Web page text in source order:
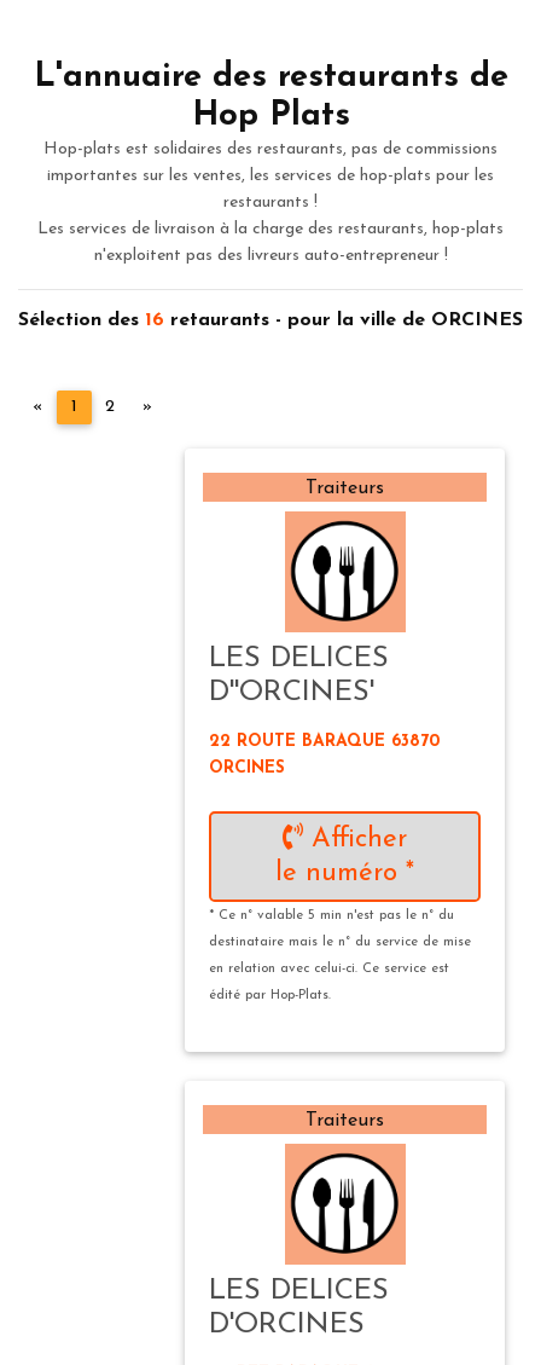
L'annuaire des restaurants de
Hop Plats
Hop-plats est solidaires des restaurants, pas de commissions
importantes sur les ventes, les services de hop-plats pour les
restaurants !
Les services de livraison à la charge des restaurants, hop-plats
n'exploitent pas des livreurs auto-entrepreneur !
Sélection des 16 retaurants - pour la ville de ORCINES
« Précédent
1 2 »
Traiteurs
LES DELICES
D''ORCINES'
22 ROUTE BARAQUE 63870
ORCINES
Afficher
le numéro *
* Ce n° valable 5 min n'est pas le n° du
destinataire mais le n° du service de mise
en relation avec celui-ci. Ce service est
édité par Hop-Plats.
Traiteurs
LES DELICES
D'ORCINES